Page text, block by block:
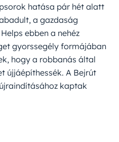
hatása pár hét alatt
a gazdaság
ebben a nehéz
gyorssegély formájában
hogy a robbanás által
újjáépíthessék. A Bejrút
kaptak